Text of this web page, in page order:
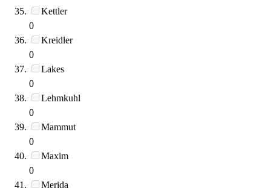
Kettler
0
Kreidler
0
Lakes
0
Lehmkuhl
0
Mammut
0
Maxim
0
Merida